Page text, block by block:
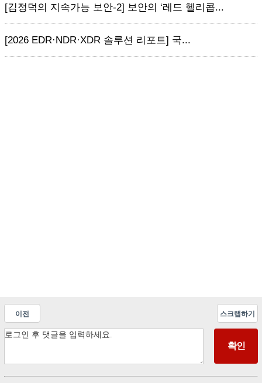
[김정덕의 지속가능 보안-2] 보안의 ‘레드 헬리콥...
[2026 EDR·NDR·XDR 솔루션 리포트] 국...
이전 스크랩하기